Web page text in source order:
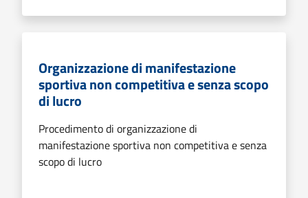
Organizzazione di manifestazione
sportiva non competitiva e senza scopo
di lucro
Procedimento di organizzazione di
manifestazione sportiva non competitiva e senza
scopo di lucro